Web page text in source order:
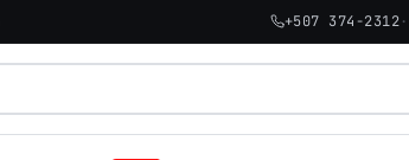
+507 374-2312·